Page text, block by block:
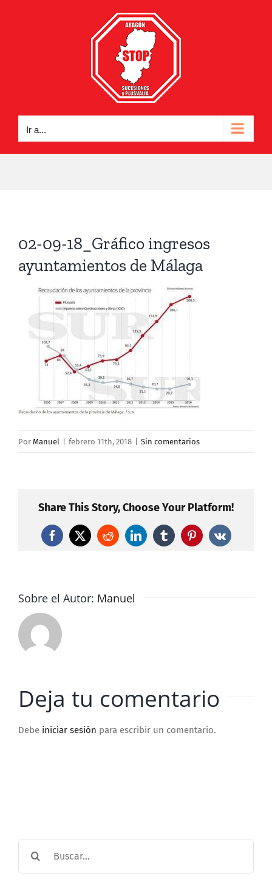
Ir a...
02-09-18_Gráfico ingresos
ayuntamientos de Málaga
Por Manuel febrero 11th, 2018 Sin comentarios
Share This Story, Choose Your Platform!
Facebook
X RedditLinkedInTumblrPinterest
Vk
Sobre el Autor: Manuel
Deja tu comentario
Debe iniciar sesión para escribir un comentario.